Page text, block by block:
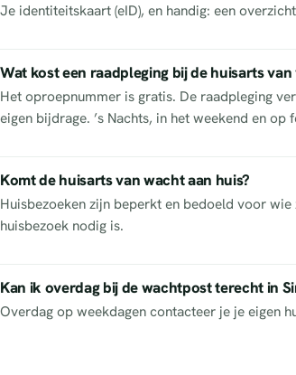
Je identiteitskaart (eID), en handig: een
Wat kost een raadpleging bij de huisarts
Het oproepnummer is gratis. De raadpleging
eigen bijdrage. ’s Nachts, in het weekend en op
Komt de huisarts van wacht aan huis?
Huisbezoeken zijn beperkt en bedoeld voor
huisbezoek nodig is.
Kan ik overdag bij de wachtpost terecht in
Overdag op weekdagen contacteer je je eigen